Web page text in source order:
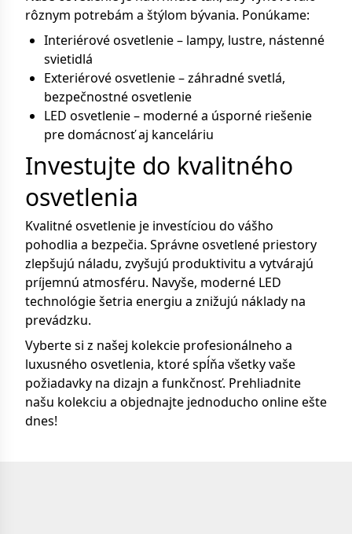
rôznym potrebám a štýlom bývania. Ponúkame:
Interiérové osvetlenie – lampy, lustre, nástenné
svietidlá
Exteriérové osvetlenie – záhradné svetlá,
bezpečnostné osvetlenie
LED osvetlenie – moderné a úsporné riešenie
pre domácnosť aj kanceláriu
Investujte do kvalitného
osvetlenia
Kvalitné osvetlenie je investíciou do vášho
pohodlia a bezpečia. Správne osvetlené priestory
zlepšujú náladu, zvyšujú produktivitu a vytvárajú
príjemnú atmosféru. Navyše, moderné LED
technológie šetria energiu a znižujú náklady na
prevádzku.
Vyberte si z našej kolekcie profesionálneho a
luxusného osvetlenia, ktoré spĺňa všetky vaše
požiadavky na dizajn a funkčnosť. Prehliadnite
našu kolekciu a objednajte jednoducho online ešte
dnes!